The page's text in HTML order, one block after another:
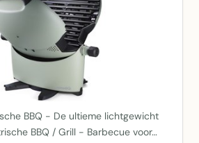
BBQ - De ultieme lichtgewicht
BBQ / Grill - Barbecue voor…